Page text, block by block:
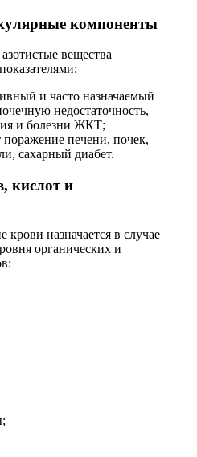
компоненты
вещества
и часто назначаемый
недостаточность,
и болезни ЖКТ;
поражение печени, почек,
сахарный диабет.
кислот и
крови назначается в случае
органических и